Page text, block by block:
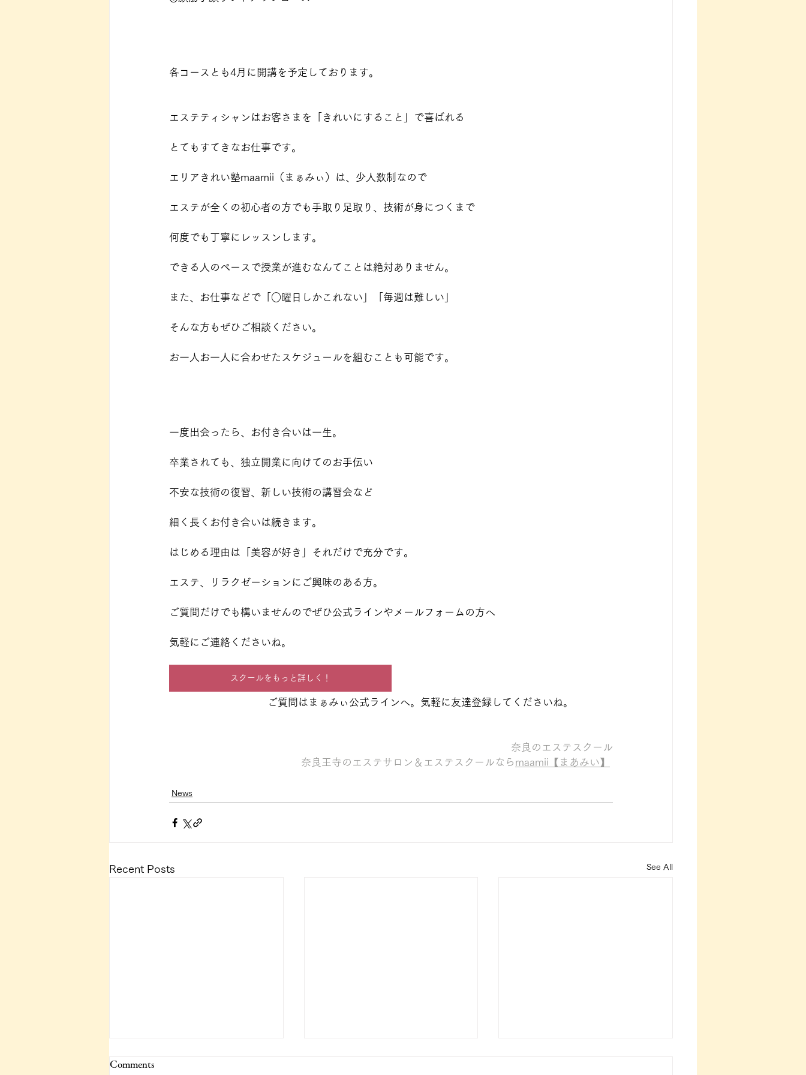
各コースとも4月に開講を予定しております。
エステティシャンはお客さまを「きれいにすること」で喜ばれる
とてもすてきなお仕事です。
エリアきれい塾maamii（まぁみぃ）は、少人数制なので
エステが全くの初心者の方でも手取り足取り、技術が身につくまで
何度でも丁寧にレッスンします。
できる人のペースで授業が進むなんてことは絶対ありません。
また、お仕事などで「○曜日しかこれない」「毎週は難しい」
そんな方もぜひご相談ください。
お一人お一人に合わせたスケジュールを組むことも可能です。
一度出会ったら、お付き合いは一生。
卒業されても、独立開業に向けてのお手伝い
不安な技術の復習、新しい技術の講習会など
細く長くお付き合いは続きます。
はじめる理由は「美容が好き」それだけで充分です。
エステ、リラクゼーションにご興味のある方。
ご質問だけでも構いませんのでぜひ公式ラインやメールフォームの方へ
気軽にご連絡くださいね。
スクールをもっと詳しく！
ご質問はまぁみぃ公式ラインへ。気軽に友達登録してくださいね。
奈良のエステスクール
奈良王寺のエステサロン＆エステスクールなら maamii【まあみい】
News
Recent Posts See All
Comments